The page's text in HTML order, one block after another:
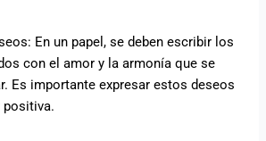
En un papel, se deben escribir los
con el amor y la armonía que se
Es importante expresar estos deseos
positiva.